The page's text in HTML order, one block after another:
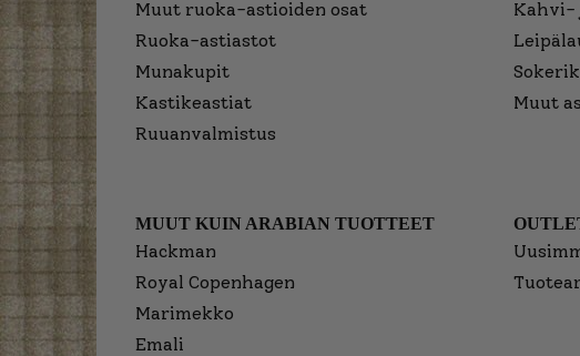
Muut ruoka-astioiden osat
Ruoka-astiastot
Munakupit
Kastikeastiat
Ruuanvalmistus
Kahvi-
Muut
MUUT KUIN ARABIAN TUOTTEET
Hackman
Royal Copenhagen
Marimekko
Emali